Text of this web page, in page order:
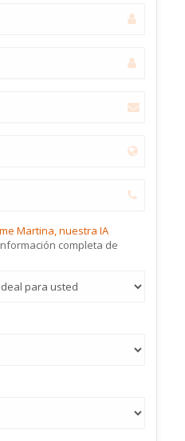
Martina, nuestra IA
completa de